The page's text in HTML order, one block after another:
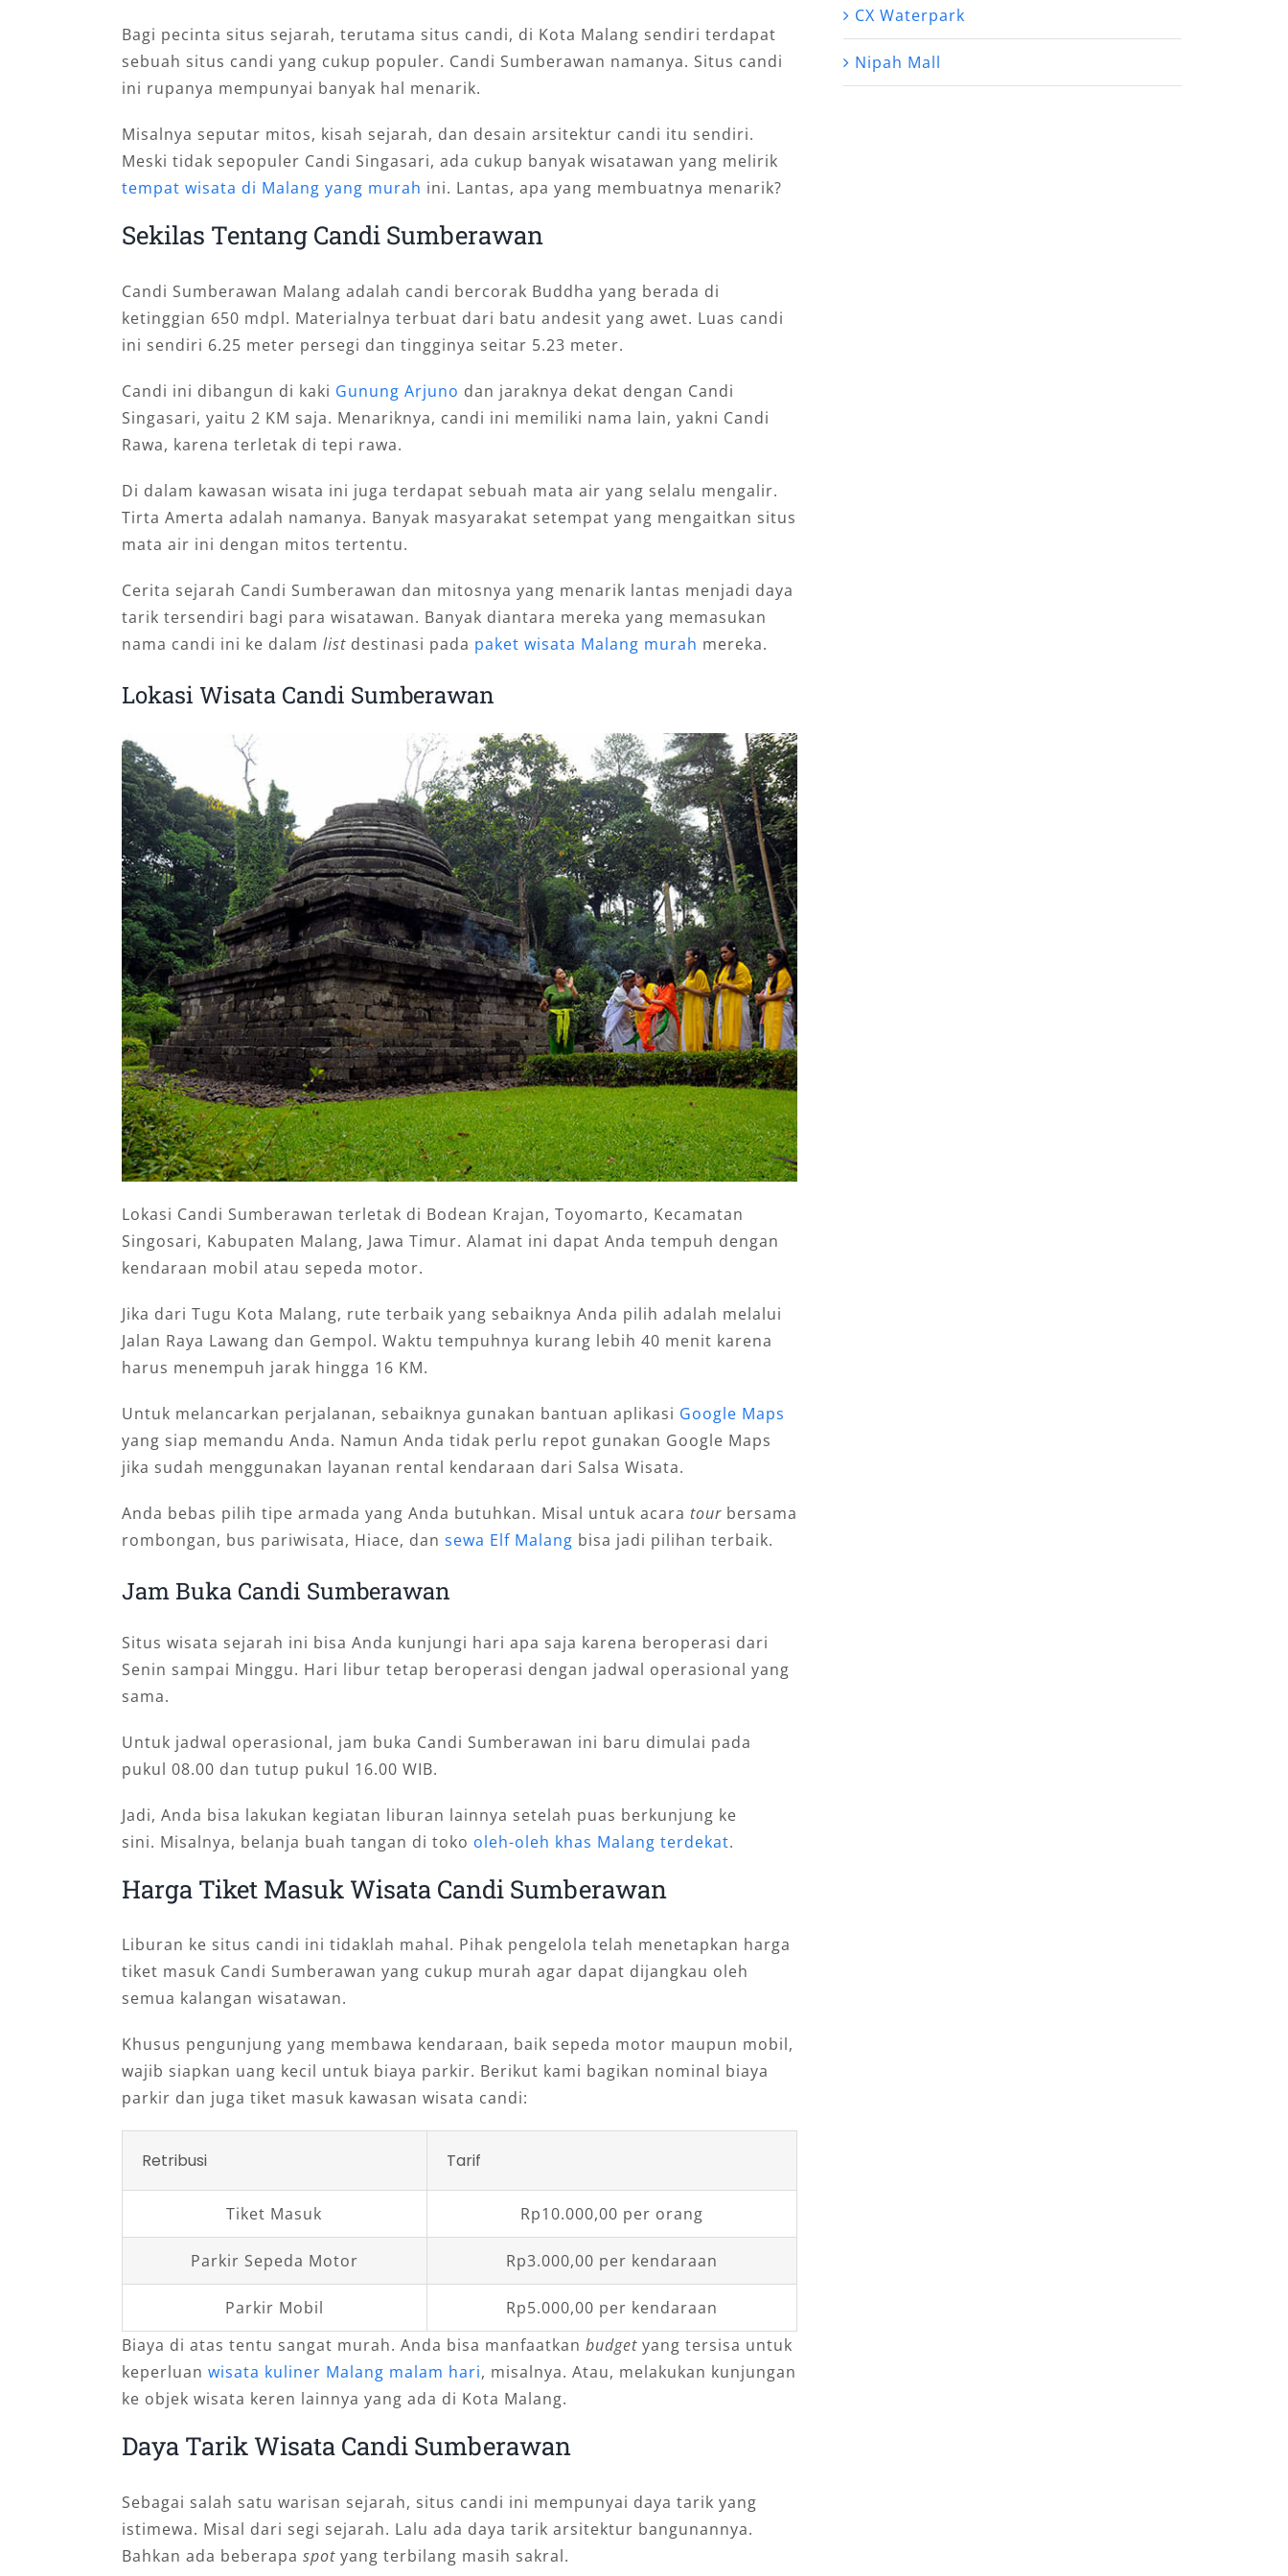
Bagi pecinta situs sejarah, terutama situs candi, di Kota Malang sendiri terdapat
sebuah situs candi yang cukup populer. Candi Sumberawan namanya. Situs candi
ini rupanya mempunyai banyak hal menarik.
Misalnya seputar mitos, kisah sejarah, dan desain arsitektur candi itu sendiri.
Meski tidak sepopuler Candi Singasari, ada cukup banyak wisatawan yang melirik
tempat wisata di Malang yang murah ini. Lantas, apa yang membuatnya menarik?
Sekilas Tentang Candi Sumberawan
Candi Sumberawan Malang adalah candi bercorak Buddha yang berada di
ketinggian 650 mdpl. Materialnya terbuat dari batu andesit yang awet. Luas candi
ini sendiri 6.25 meter persegi dan tingginya seitar 5.23 meter.
Candi ini dibangun di kaki Gunung Arjuno dan jaraknya dekat dengan Candi
Singasari, yaitu 2 KM saja. Menariknya, candi ini memiliki nama lain, yakni Candi
Rawa, karena terletak di tepi rawa.
Di dalam kawasan wisata ini juga terdapat sebuah mata air yang selalu mengalir.
Tirta Amerta adalah namanya. Banyak masyarakat setempat yang mengaitkan situs
mata air ini dengan mitos tertentu.
Cerita sejarah Candi Sumberawan dan mitosnya yang menarik lantas menjadi daya
tarik tersendiri bagi para wisatawan. Banyak diantara mereka yang memasukan
nama candi ini ke dalam listdestinasi pada paket wisata Malang murah mereka.
Lokasi Wisata Candi Sumberawan
Lokasi Candi Sumberawan terletak di Bodean Krajan, Toyomarto, Kecamatan
Singosari, Kabupaten Malang, Jawa Timur. Alamat ini dapat Anda tempuh dengan
kendaraan mobil atau sepeda motor.
Jika dari Tugu Kota Malang, rute terbaik yang sebaiknya Anda pilih adalah melalui
Jalan Raya Lawang dan Gempol. Waktu tempuhnya kurang lebih 40 menit karena
harus menempuh jarak hingga 16 KM.
Untuk melancarkan perjalanan, sebaiknya gunakan bantuan aplikasi Google Maps
yang siap memandu Anda. Namun Anda tidak perlu repot gunakan Google Maps
jika sudah menggunakan layanan rental kendaraan dari Salsa Wisata.
Anda bebas pilih tipe armada yang Anda butuhkan. Misal untuk acara tourbersama
rombongan, bus pariwisata, Hiace, dan sewa Elf Malang bisa jadi pilihan terbaik.
Jam Buka Candi Sumberawan
Situs wisata sejarah ini bisa Anda kunjungi hari apa saja karena beroperasi dari
Senin sampai Minggu. Hari libur tetap beroperasi dengan jadwal operasional yang
sama.
Untuk jadwal operasional, jam buka Candi Sumberawan ini baru dimulai pada
pukul 08.00 dan tutup pukul 16.00 WIB.
Jadi, Anda bisa lakukan kegiatan liburan lainnya setelah puas berkunjung ke
sini. Misalnya, belanja buah tangan di toko oleh-oleh khas Malang terdekat.
Harga Tiket Masuk Wisata Candi Sumberawan
Liburan ke situs candi ini tidaklah mahal. Pihak pengelola telah menetapkan harga
tiket masuk Candi Sumberawan yang cukup murah agar dapat dijangkau oleh
semua kalangan wisatawan.
Khusus pengunjung yang membawa kendaraan, baik sepeda motor maupun mobil,
wajib siapkan uang kecil untuk biaya parkir. Berikut kami bagikan nominal biaya
parkir dan juga tiket masuk kawasan wisata candi:
Retribusi Tarif
Tiket Masuk Rp10.000,00 per orang
Parkir Sepeda Motor Rp3.000,00 per kendaraan
Parkir Mobil
Rp5.000,00 per kendaraan
Biaya di atas tentu sangat murah. Anda bisa manfaatkan budgetyang tersisa untuk
keperluan wisata kuliner Malang malam hari, misalnya. Atau, melakukan kunjungan
ke objek wisata keren lainnya yang ada di Kota Malang.
Daya Tarik Wisata Candi Sumberawan
Sebagai salah satu warisan sejarah, situs candi ini mempunyai daya tarik yang
istimewa. Misal dari segi sejarah. Lalu ada daya tarik arsitektur bangunannya.
Bahkan ada beberapa spotyang terbilang masih sakral.
CX Waterpark
Nipah Mall